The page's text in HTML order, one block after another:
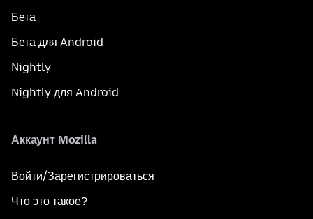
Бета
Бета для Android
Nightly
Nightly для Android
Аккаунт Mozilla
Войти/Зарегистрироваться
Что это такое?